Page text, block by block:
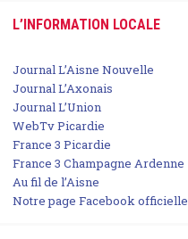
L’INFORMATION LOCALE
Journal L’Aisne Nouvelle
Journal L’Axonais
Journal L’Union
WebTv Picardie
France 3 Picardie
France 3 Champagne Ardenne
Au fil de l’Aisne
Notre page Facebook officielle